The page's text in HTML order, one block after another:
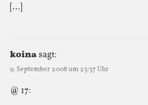
[…]
koinasagt:
9. September 2008 um 23:37 Uhr
@ 17: